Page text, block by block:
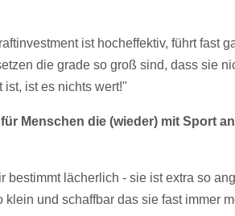
ist hocheffektiv, führt fast
die grade so groß sind, dass sie
ist es nichts wert!"
Menschen die (wieder) mit Sport
bestimmt lächerlich - sie ist extra so
und schaffbar das sie fast immer